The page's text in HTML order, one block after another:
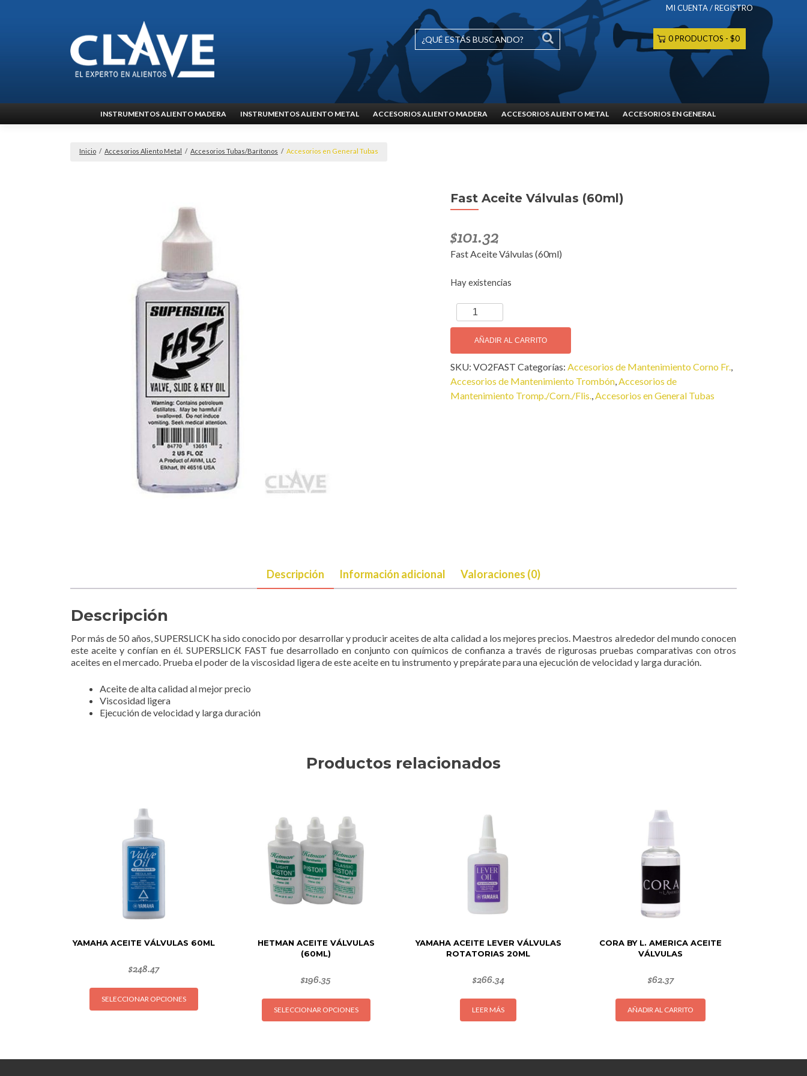
MI CUENTA / REGISTRO
0 PRODUCTOS $0
al
INSTRUMENTOS ALIENTO MADERA INSTRUMENTOS ALIENTO METAL ACCESORIOS ALIENTO MADERA ACCESORIOS ALIENTO METAL ACCESORIOS EN GENERAL
Inicio / Accesorios Aliento Metal / Accesorios Tubas/Barítonos / Accesorios en General Tubas
Fast Aceite Válvulas (60ml)
$101.32
Fast Aceite Válvulas (60ml)
Hay existencias
Fast
Aceite
Válvulas
(60ml)
cantidad
AÑADIR AL CARRITO
SKU: VO2FAST Categorías: Accesorios de Mantenimiento Corno Fr.,
Accesorios de Mantenimiento Trombón,Accesorios de
Mantenimiento Tromp./Corn./Flis.,Accesorios en General Tubas
Descripción Información adicional Valoraciones (0)
Descripción
Por más de 50 años, SUPERSLICK ha sido conocido por desarrollar y producir aceites de alta calidad a los mejores precios. Maestros alrededor del mundo conocen
este aceite y confían en él. SUPERSLICK FAST fue desarrollado en conjunto con químicos de confianza a través de rigurosas pruebas comparativas con otros
aceites en el mercado. Prueba el poder de la viscosidad ligera de este aceite en tu instrumento y prepárate para una ejecución de velocidad y larga duración.
Aceite de alta calidad al mejor precio
Viscosidad ligera
Ejecución de velocidad y larga duración
Productos relacionados
YAMAHA ACEITE VÁLVULAS 60ML
$248.47
SELECCIONAR OPCIONES
Este
Las
HETMAN ACEITE VÁLVULAS
(60ML)
$196.35
SELECCIONAR OPCIONES
Este
YAMAHA ACEITE LEVER VÁLVULAS
ROTATORIAS 20ML
$266.34
LEER MÁS
CORA BY L. AMERICA ACEITE
VÁLVULAS
$62.37
AÑADIR AL CARRITO